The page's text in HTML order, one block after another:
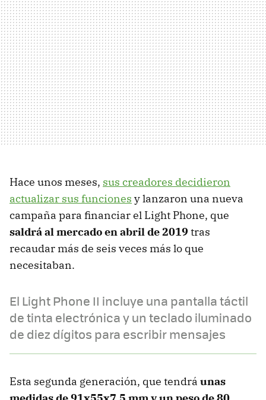
Hace unos meses, sus creadores decidieron
actualizar sus funciones y lanzaron una nueva
campaña para financiar el Light Phone, que
saldrá al mercado en abril de 2019 tras
recaudar más de seis veces más lo que
necesitaban.
El Light Phone II incluye una pantalla táctil
de tinta electrónica y un teclado iluminado
de diez dígitos para escribir mensajes
Esta segunda generación, que tendrá unas